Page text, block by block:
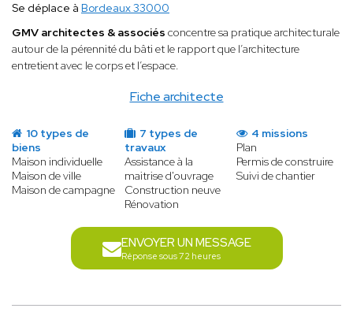
Fiche architecte
Se déplace à Bordeaux 33000
GMV architectes & associés concentre sa pratique architecturale
autour de la pérennité du bâti et le rapport que l’architecture
entretient avec le corps et l’espace.
10 types de
biens
Maison individuelle
Maison de ville
Maison de campagne
7 types de
travaux
Assistance à la
maitrise d'ouvrage
Construction neuve
Rénovation
4 missions
Plan
Permis de construire
Suivi de chantier
ENVOYER UN MESSAGE
Réponse sous 72 heures